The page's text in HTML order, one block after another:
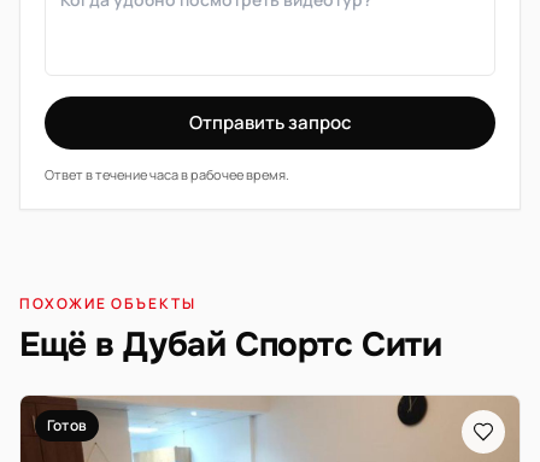
Отправить запрос
Ответ в течение часа в рабочее время.
ПОХОЖИЕ ОБЪЕКТЫ
Ещё в Дубай Спортс Сити
Готов